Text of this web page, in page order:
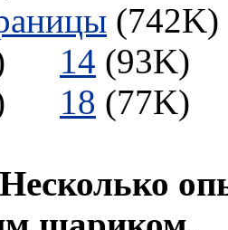
14
18
Несколько